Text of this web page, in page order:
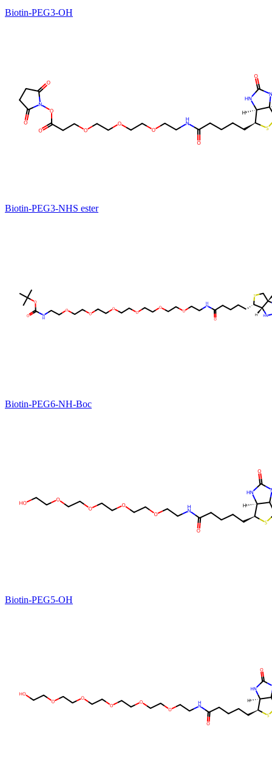
Biotin-PEG3-OH
Biotin-PEG3-NHS ester
Biotin-PEG6-NH-Boc
Biotin-PEG5-OH